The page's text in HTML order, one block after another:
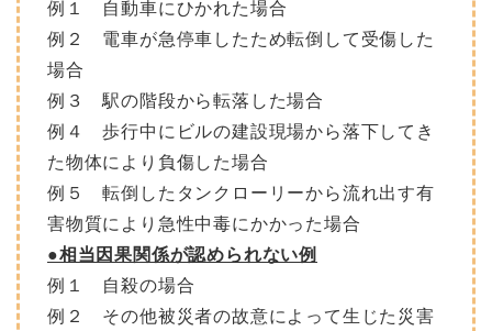
例１ 自動車にひかれた場合
例２ 電車が急停車したため転倒して受傷した
場合
例３ 駅の階段から転落した場合
例４ 歩行中にビルの建設現場から落下してき
た物体により負傷した場合
例５ 転倒したタンクローリーから流れ出す有
害物質により急性中毒にかかった場合
●相当因果関係が認められない例
例１ 自殺の場合
例２ その他被災者の故意によって生じた災害